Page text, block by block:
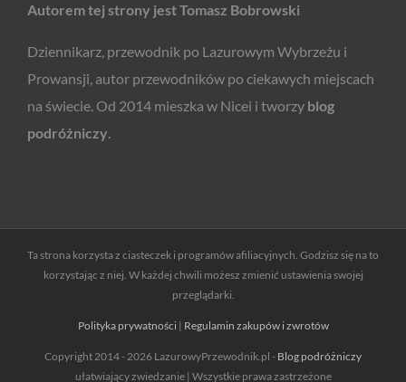
Autorem tej strony jest Tomasz Bobrowski
Dziennikarz, przewodnik po Lazurowym Wybrzeżu i
Prowansji, autor przewodników po ciekawych miejscach
na świecie. Od 2014 mieszka w Nicei i tworzy blog
podróżniczy.
Ta strona korzysta z ciasteczek i programów afiliacyjnych. Godzisz się na to
korzystając z niej. W każdej chwili możesz zmienić ustawienia swojej
przeglądarki.
Polityka prywatności| Regulamin zakupów i zwrotów
Copyright 2014 - 2026 LazurowyPrzewodnik.pl - Blog podróżniczy
ułatwiający zwiedzanie | Wszystkie prawa zastrzeżone